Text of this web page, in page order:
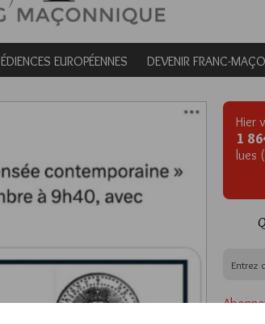
EUROPÉENNES DEVENIR FRANC-
Hier
1
lues